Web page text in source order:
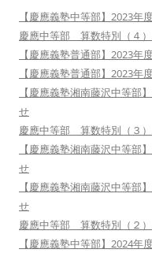
【慶應義塾中等部】2023年
慶應中等部 算数特別（４）
【慶應義塾普通部】2023年
【慶應義塾普通部】2023年
【慶應義塾湘南藤沢中等部
せ
慶應中等部 算数特別（３）
【慶應義塾湘南藤沢中等部
せ
【慶應義塾湘南藤沢中等部
せ
慶應中等部 算数特別（２）
【慶應義塾中等部】2024年